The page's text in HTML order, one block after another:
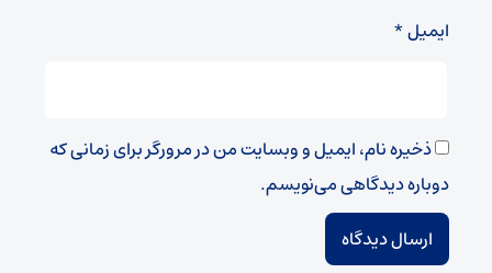
ایمیل*
ذخیره نام، ایمیل و وبسایت من در مرورگر برای زمانی که
دوباره دیدگاهی می‌نویسم.